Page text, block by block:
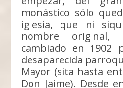
monástico sólo
iglesia, que ni
nombre original,
cambiado en 1902
desaparecida
Mayor (sita hasta
Don Jaime). Desde